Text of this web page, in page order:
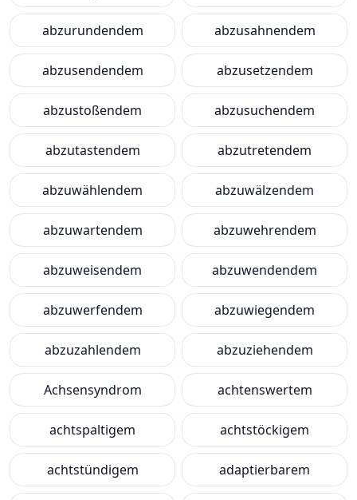
abzurundendem abzusahnendem
abzusendendem abzusetzendem
abzustoßendem abzusuchendem
abzutastendem abzutretendem
abzuwählendem abzuwälzendem
abzuwartendem abzuwehrendem
abzuweisendem abzuwendendem
abzuwerfendem abzuwiegendem
abzuzahlendem abzuziehendem
Achsensyndrom achtenswertem
achtspaltigem achtstöckigem
achtstündigem adaptierbarem